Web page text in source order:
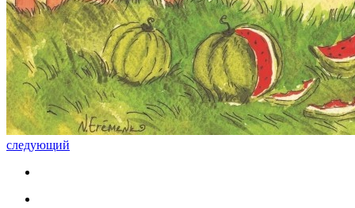
следующий